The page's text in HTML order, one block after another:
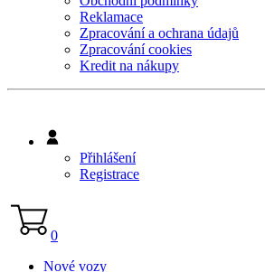
Reklamace
Zpracování a ochrana údajů
Zpracování cookies
Kredit na nákupy
Přihlášení
Registrace
0
Nové vozy